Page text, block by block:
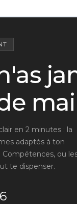
en 2 minutes : la
adaptés à ton
Compétences, ou
te dispenser.